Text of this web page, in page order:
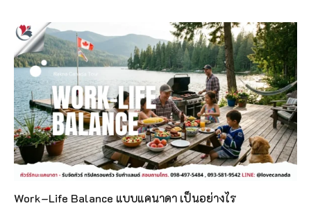
Work–Life Balance แบบแคนาดา เป็นอย่างไร